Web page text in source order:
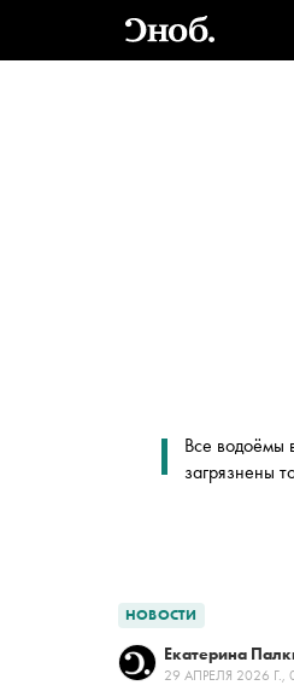
Все водоёмы
загрязнены
НОВОСТИ
Екатерина
29 АПРЕЛЯ 2026 Г.,